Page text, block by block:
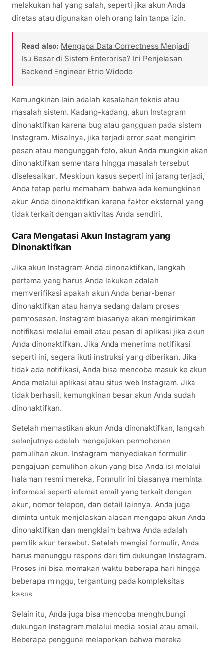
melakukan hal yang salah, seperti jika akun Anda
diretas atau digunakan oleh orang lain tanpa izin.
Read also: Mengapa Data Correctness Menjadi
Isu Besar di Sistem Enterprise? Ini Penjelasan
Backend Engineer Etrio Widodo
Kemungkinan lain adalah kesalahan teknis atau
masalah sistem. Kadang-kadang, akun Instagram
dinonaktifkan karena bug atau gangguan pada sistem
Instagram. Misalnya, jika terjadi error saat mengirim
pesan atau mengunggah foto, akun Anda mungkin akan
dinonaktifkan sementara hingga masalah tersebut
diselesaikan. Meskipun kasus seperti ini jarang terjadi,
Anda tetap perlu memahami bahwa ada kemungkinan
akun Anda dinonaktifkan karena faktor eksternal yang
tidak terkait dengan aktivitas Anda sendiri.
Cara Mengatasi Akun Instagram yang
Dinonaktifkan
Jika akun Instagram Anda dinonaktifkan, langkah
pertama yang harus Anda lakukan adalah
memverifikasi apakah akun Anda benar-benar
dinonaktifkan atau hanya sedang dalam proses
pemrosesan. Instagram biasanya akan mengirimkan
notifikasi melalui email atau pesan di aplikasi jika akun
Anda dinonaktifkan. Jika Anda menerima notifikasi
seperti ini, segera ikuti instruksi yang diberikan. Jika
tidak ada notifikasi, Anda bisa mencoba masuk ke akun
Anda melalui aplikasi atau situs web Instagram. Jika
tidak berhasil, kemungkinan besar akun Anda sudah
dinonaktifkan.
Setelah memastikan akun Anda dinonaktifkan, langkah
selanjutnya adalah mengajukan permohonan
pemulihan akun. Instagram menyediakan formulir
pengajuan pemulihan akun yang bisa Anda isi melalui
halaman resmi mereka. Formulir ini biasanya meminta
informasi seperti alamat email yang terkait dengan
akun, nomor telepon, dan detail lainnya. Anda juga
diminta untuk menjelaskan alasan mengapa akun Anda
dinonaktifkan dan mengklaim bahwa Anda adalah
pemilik akun tersebut. Setelah mengisi formulir, Anda
harus menunggu respons dari tim dukungan Instagram.
Proses ini bisa memakan waktu beberapa hari hingga
beberapa minggu, tergantung pada kompleksitas
kasus.
Selain itu, Anda juga bisa mencoba menghubungi
dukungan Instagram melalui media sosial atau email.
Beberapa pengguna melaporkan bahwa mereka